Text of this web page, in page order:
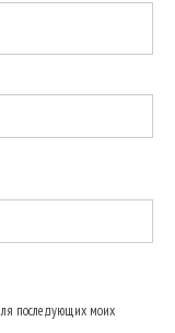
последующих моих